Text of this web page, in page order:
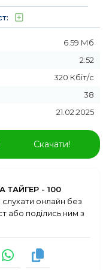
6.59 Мб
2:52
320 Кбіт/с
38
21.02.2025
Скачати!
ТАЙГЕР - 100
онлайн без
або поділись ним з